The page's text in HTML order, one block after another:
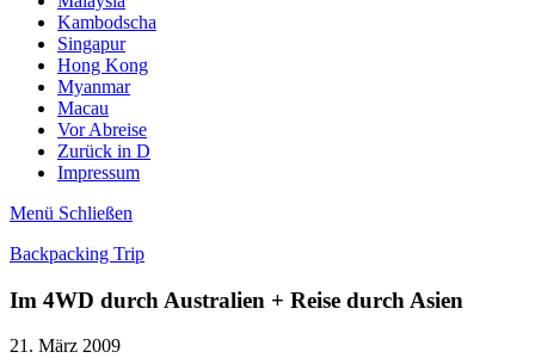
Kambodscha
Singapur
Hong Kong
Myanmar
Macau
Vor Abreise
Zurück in D
Impressum
Menü Schließen
Backpacking Trip
Im 4WD durch Australien + Reise durch Asien
21. März 2009